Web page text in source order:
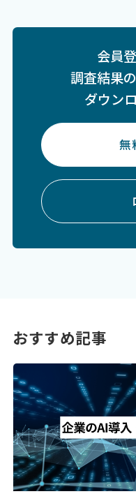
会員
調査結果
ダウン
無
おすすめ記事